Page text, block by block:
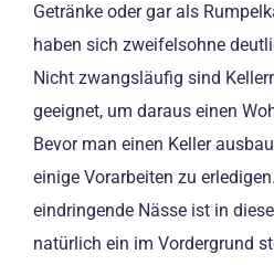
Getränke oder gar als
haben sich zweifelsohne
Nicht zwangsläufig sind
geeignet, um daraus einen
Bevor man einen Keller
einige Vorarbeiten zu
eindringende Nässe ist in
natürlich ein im Vordergrund